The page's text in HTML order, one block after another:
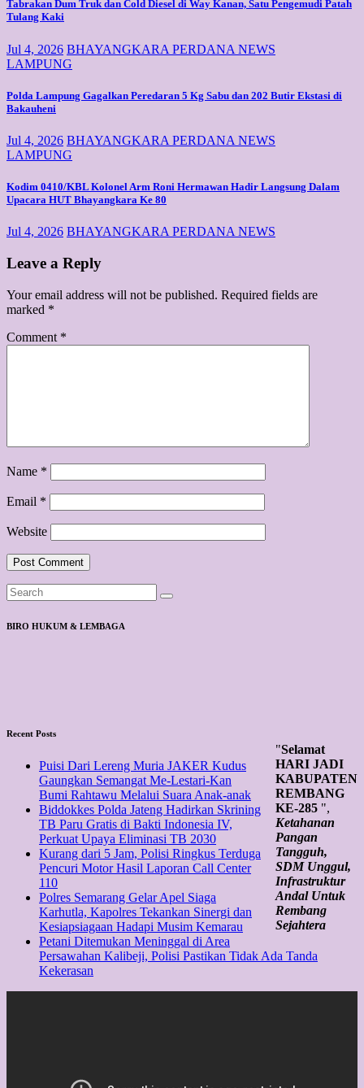
Tabrakan Dum Truk dan Cold Diesel di Way Kanan, Satu Pengemudi Patah
Tulang Kaki
Jul 4, 2026 BHAYANGKARA PERDANA NEWS
LAMPUNG
Polda Lampung Gagalkan Peredaran 5 Kg Sabu dan 202 Butir Ekstasi di
Bakauheni
Jul 4, 2026 BHAYANGKARA PERDANA NEWS
LAMPUNG
Kodim 0410/KBL Kolonel Arm Roni Hermawan Hadir Langsung Dalam
Upacara HUT Bhayangkara Ke 80
Jul 4, 2026 BHAYANGKARA PERDANA NEWS
Leave a Reply
Your email address will not be published. Required fields are
marked *
Comment *
Name *
Email *
Website
BIRO HUKUM & LEMBAGA
"Selamat
HARI JADI
KABUPATEN
REMBANG
KE-285 ",
Ketahanan
Pangan
Tangguh,
SDM Unggul,
Infrastruktur
Andal Untuk
Rembang
Sejahtera
Recent Posts
Puisi Dari Lereng Muria JAKER Kudus
Gaungkan Semangat Me-Lestari-Kan
Bumi Rahtawu Melalui Suara Anak-anak
Biddokkes Polda Jateng Hadirkan Skrining
TB Paru Gratis di Bakti Indonesia IV,
Perkuat Upaya Eliminasi TB 2030
Kurang dari 5 Jam, Polisi Ringkus Terduga
Pencuri Motor Hasil Laporan Call Center
110
Polres Semarang Gelar Apel Siaga
Karhutla, Kapolres Tekankan Sinergi dan
Kesiapsiagaan Hadapi Musim Kemarau
Petani Ditemukan Meninggal di Area
Persawahan Kalibeji, Polisi Pastikan Tidak Ada Tanda
Kekerasan